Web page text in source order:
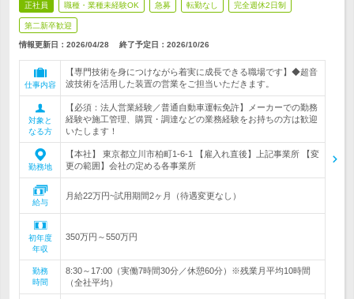
正社員 職種・業種未経験OK 急募 転勤なし 完全週休2日制
第二新卒歓迎
情報更新日：2026/04/28 終了予定日： 2026/10/26
仕事内容
【専門技術を身につけながら着実に成長できる職場です】◆超音
波技術を活用した装置の営業をご担当いただきます。
対象と
なる方
【必須：法人営業経験／普通自動車運転免許】メーカーでの勤務
経験や施工管理、購買・調達などの業務経験をお持ちの方は歓迎
いたします！
勤務地
【本社】 東京都立川市柏町1-6-1 【雇入れ直後】上記事業所 【変
更の範囲】会社の定める各事業所
給与
月給22万円~試用期間2ヶ月（待遇変更なし）
初年度
年収
350万円～550万円
勤務
時間
8:30～17:00（実働7時間30分／休憩60分）※残業月平均10時間
（全社平均）